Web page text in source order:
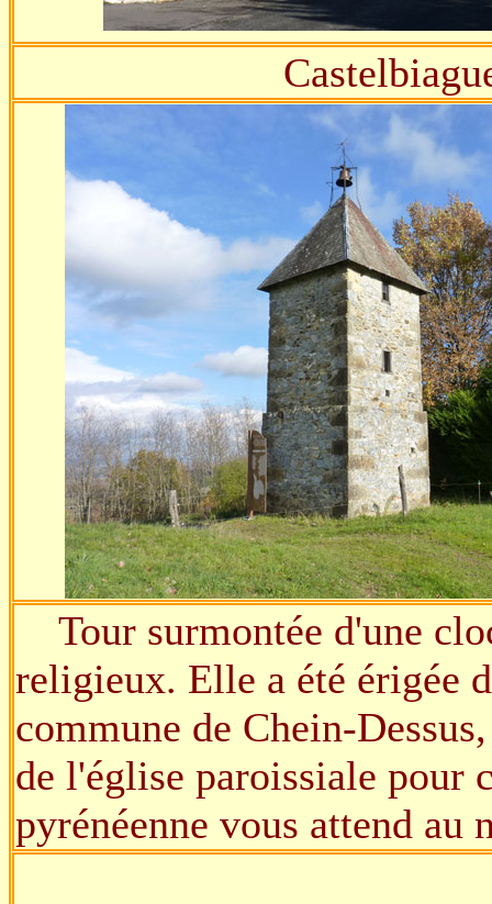
Tour surmontée d'une
religieux. Elle a été érigée
commune de Chein-
de l'église paroissiale pour
pyrénéenne vous attend au